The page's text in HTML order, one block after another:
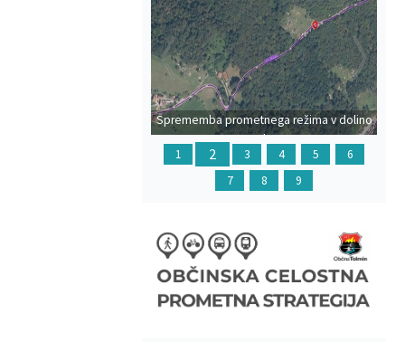
Sprememba prometnega režima v dolino
Polog
Prejšnja
1 2 3 4 5
6
7
8 9